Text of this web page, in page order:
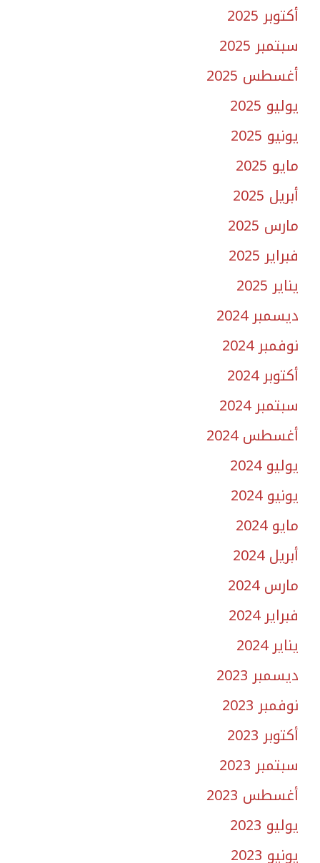
أكتوبر 2025
سبتمبر 2025
أغسطس 2025
يوليو 2025
يونيو 2025
مايو 2025
أبريل 2025
مارس 2025
فبراير 2025
يناير 2025
ديسمبر 2024
نوفمبر 2024
أكتوبر 2024
سبتمبر 2024
أغسطس 2024
يوليو 2024
يونيو 2024
مايو 2024
أبريل 2024
مارس 2024
فبراير 2024
يناير 2024
ديسمبر 2023
نوفمبر 2023
أكتوبر 2023
سبتمبر 2023
أغسطس 2023
يوليو 2023
يونيو 2023